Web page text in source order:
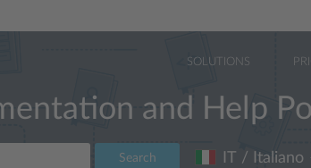
SOLUTIONS
and Help
Search IT / Italiano